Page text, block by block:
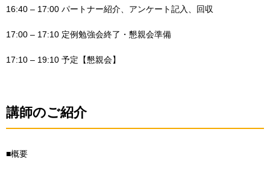
16:40 – 17:00 パートナー紹介、アンケート記入、回収
17:00 – 17:10 定例勉強会終了・懇親会準備
17:10 – 19:10 予定【懇親会】
講師のご紹介
■概要